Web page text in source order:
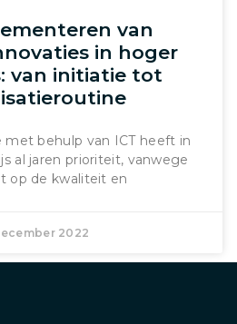
van
in hoger
van initiatie tot
met behulp van ICT heeft in
al jaren prioriteit, vanwege
op de kwaliteit en
2022